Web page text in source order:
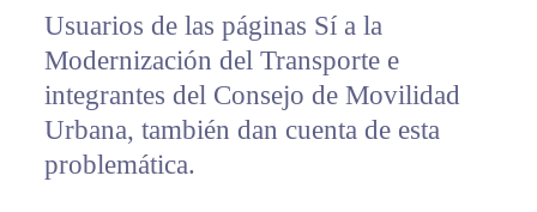
Usuarios de las páginas Sí a la
Modernización del Transporte e
integrantes del Consejo de Movilidad
Urbana, también dan cuenta de esta
problemática.